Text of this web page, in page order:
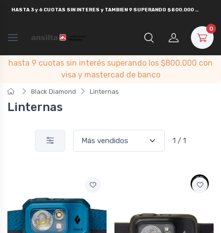
HASTA 3 y 6 CUOTAS SIN INTERES y TAMBIEN 9 SUPERANDO $800.000 CON
0
hasta 9 cuotas sin interés superando los $800.000 con
visa y mastercad de banco
Black Diamond Linternas
Linternas
1 / 1